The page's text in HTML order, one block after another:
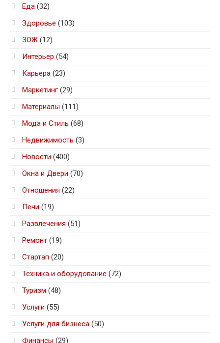
Еда (32)
Здоровье (103)
ЗОЖ (12)
Интерьер (54)
Карьера (23)
Маркетинг (29)
Материалы (111)
Мода и Стиль (68)
Недвижимость (3)
Новости (400)
Окна и Двери (70)
Отношения (22)
Печи (19)
Развлечения (51)
Ремонт (19)
Стартап (20)
Техника и оборудование (72)
Туризм (48)
Услуги (55)
Услуги для бизнеса (50)
Финансы (29)